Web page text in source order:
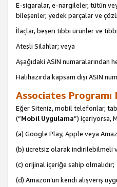
E-sigaralar, e-nargileler, tütün
bileşenler, yedek parçalar ve
İlaçlar, beşeri tıbbi ürünler ve
Ateşli Silahlar; veya
Aşağıdaki ASIN numaralarından
Halihazırda kapsam dışı ASIN
Associates
Eğer Siteniz, mobil telefonlar,
(“Mobil Uygulama”) içeriyorsa,
(a) Google Play, Apple veya
(b) ücretsiz olarak indirilebilmeli
(c) orijinal içeriğe sahip olmalıdır;
(d) Amazon’un kendi alışveriş